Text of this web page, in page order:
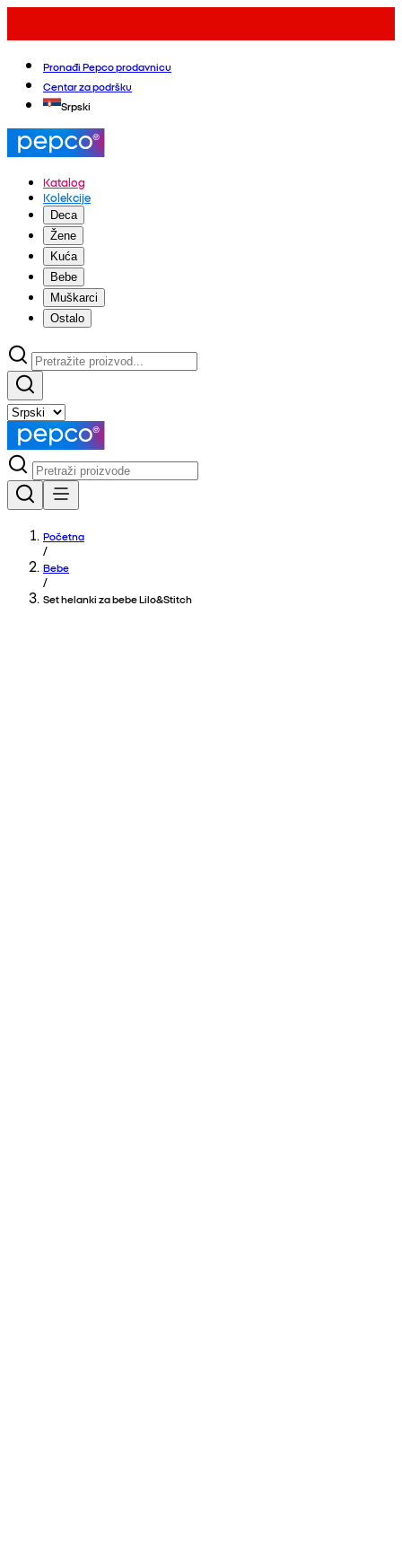
Pronađi Pepco prodavnicu
Centar za podršku
Srpski
Katalog
Kolekcije
Deca
Žene
Kuća
Bebe
Muškarci
Ostalo
Početna
/
Bebe
/
Set helanki za bebe Lilo&Stitch